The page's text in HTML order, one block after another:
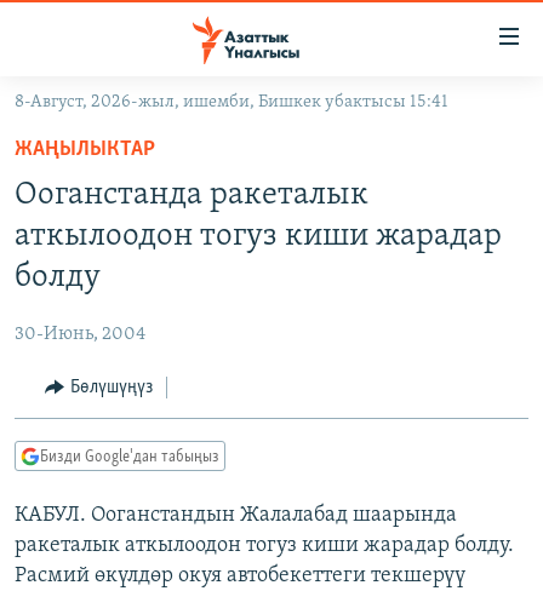
Навигацияга
өтүңүз
Издөөгө
салыңыз
МАДАНИЯТ
УКРАИНА
ТВ ПРОГРАММАЛАР
БҮГҮН АЗАТТЫКТА
ДАНИСТЕ
ЭЖЕ-СИҢДИЛЕР
ПОДКАСТ
ОНЛАЙН ШЕРИНЕ
8-Август, 2026-жыл, ишемби, Бишкек убактысы 15:41
ЖАҢЫЛЫКТАР
Ооганстанда ракеталык
аткылоодон тогуз киши жарадар
болду
30-Июнь, 2004
Бөлүшүңүз
Бизди Google'дан табыңыз
КАБУЛ. Ооганстандын Жалалабад шаарында
ракеталык аткылоодон тогуз киши жарадар болду.
Расмий өкүлдөр окуя автобекеттеги текшерүү